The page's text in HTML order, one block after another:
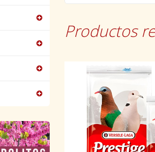
Productos